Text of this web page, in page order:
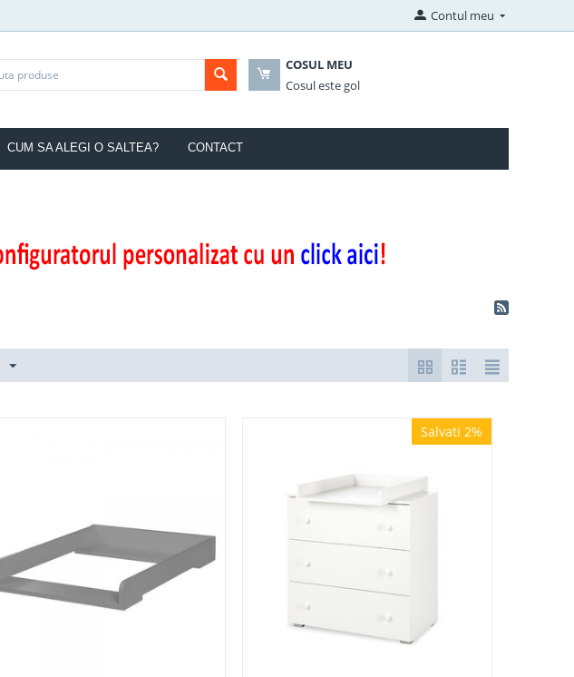
Contul meu
COSUL MEU
Cosul este gol
CUM SA ALEGI O SALTEA? CONTACT
Salvati 2%